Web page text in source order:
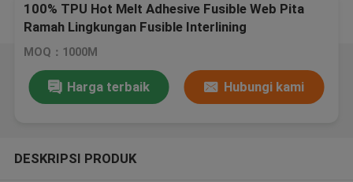
100% TPU Hot Melt Adhesive Fusible Web Pita
Ramah Lingkungan Fusible Interlining
MOQ：1000M
Harga terbaik Hubungi kami
DESKRIPSI PRODUK